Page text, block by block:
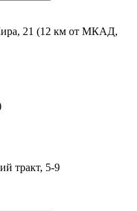
21 (12 км от МКАД,
тракт, 5-9